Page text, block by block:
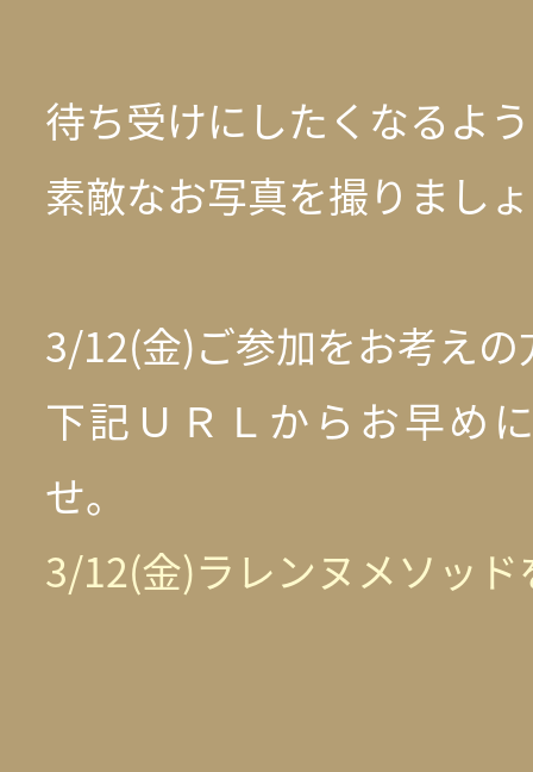
待ち受けにしたくなるよ
素敵なお写真を撮りまし
3/12(金)ご参加をお考えの
下記ＵＲＬからお早め
せ。
3/12(金)ラレンヌメソッ